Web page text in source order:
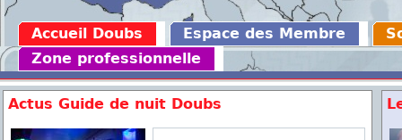
Accueil Doubs Espace des Membre
Zone professionnelle
Actus Guide de nuit Doubs